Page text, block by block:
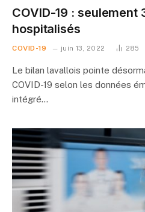
COVID-19 : seulement
hospitalisés
COVID-19 juin 13, 2022 285
Le bilan lavallois pointe
COVID-19 selon les données
intégré…